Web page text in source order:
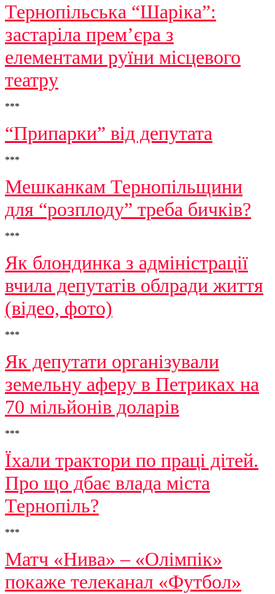
Тернопільська “Шаріка”:
застаріла прем’єра з
елементами руїни місцевого
театру
***
“Припарки” від депутата
***
Мешканкам Тернопільщини
для “розплоду” треба бичків?
***
Як блондинка з адміністрації
вчила депутатів облради життя
(відео, фото)
***
Як депутати організували
земельну аферу в Петриках на
70 мільйонів доларів
***
Їхали трактори по праці дітей.
Про що дбає влада міста
Тернопіль?
***
Матч «Нива» – «Олімпік»
покаже телеканал «Футбол»